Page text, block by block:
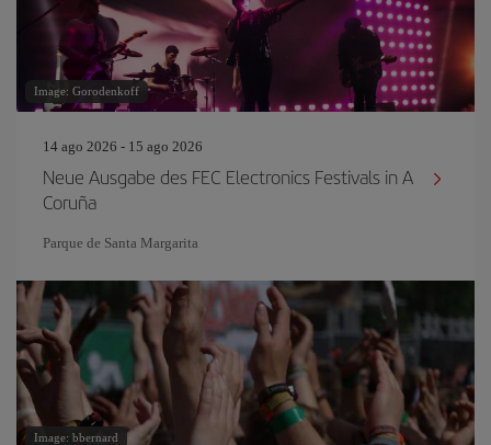
Image: Gorodenkoff
14 ago 2026 - 15 ago 2026
Neue Ausgabe des FEC Electronics Festivals in A
Coruña
Parque de Santa Margarita
Image: bbernard